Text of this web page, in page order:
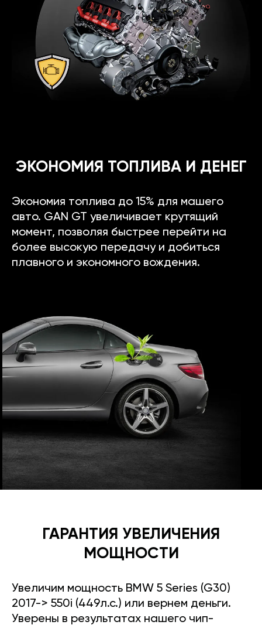
ЭКОНОМИЯ ТОПЛИВА И ДЕНЕГ
Экономия топлива до 15% для машего
авто. GAN GT увеличивает крутящий
момент, позволяя быстрее перейти на
более высокую передачу и добиться
плавного и экономного вождения.
ГАРАНТИЯ УВЕЛИЧЕНИЯ
МОЩНОСТИ
Увеличим мощность BMW 5 Series (G30)
2017-> 550i (449л.с.) или вернем деньги.
Уверены в результатах нашего чип-